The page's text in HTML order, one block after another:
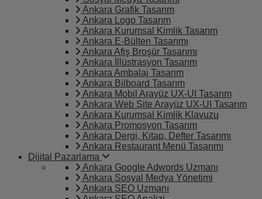
Ankara Grafik Tasarım
Ankara Logo Tasarım
Ankara Kurumsal Kimlik Tasarım
Ankara E-Bülten Tasarımı
Ankara Afiş Broşür Tasarımı
Ankara İllüstrasyon Tasarım
Ankara Ambalaj Tasarım
Ankara Bilboard Tasarım
Ankara Mobil Arayüz UX-UI Tasarım
Ankara Web Site Arayüz UX-UI Tasarım
Ankara Kurumsal Kimlik Klavuzu
Ankara Promosyon Tasarım
Ankara Dergi, Kitap, Defter Tasarımı
Ankara Restaurant Menü Tasarımı
Dijital Pazarlama
Ankara Google Adwords Uzmanı
Ankara Sosyal Medya Yönetimi
Ankara SEO Uzmanı